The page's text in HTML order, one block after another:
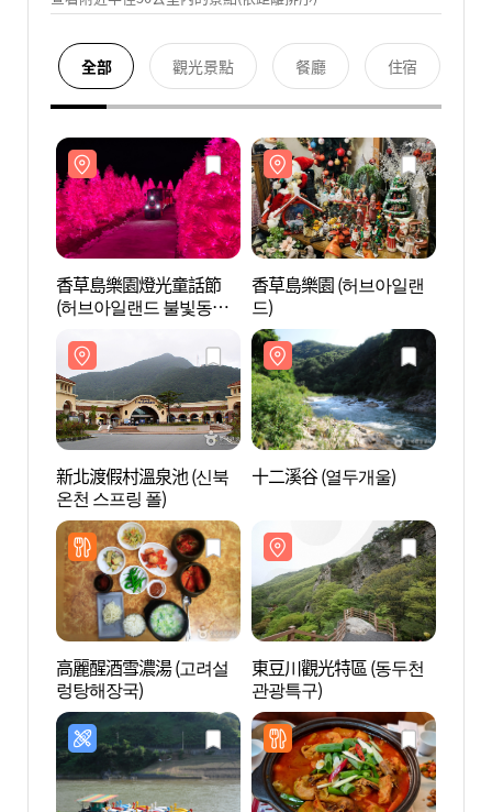
全部 觀光景點 餐廳 住宿
香草島樂園燈光童話節
(허브아일랜드 불빛동화
香草島樂園 (허브아일랜
드)
新北渡假村溫泉池 (신북
온천 스프링 폴)
十二溪谷 (열두개울)
高麗醒酒雪濃湯 (고려설
렁탕해장국)
東豆川觀光特區 (동두천
관광특구)